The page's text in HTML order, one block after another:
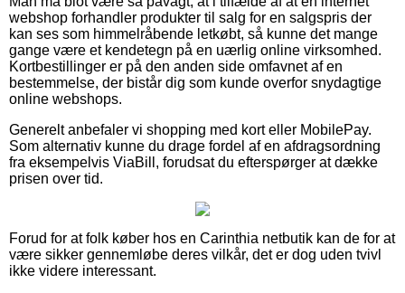
webshop forhandler produkter til salg for en salgspris der
kan ses som himmelråbende letkøbt, så kunne det mange
gange være et kendetegn på en uærlig online virksomhed.
Kortbestillinger er på den anden side omfavnet af en
bestemmelse, der bistår dig som kunde overfor snydagtige
online webshops.
Generelt anbefaler vi shopping med kort eller MobilePay.
Som alternativ kunne du drage fordel af en afdragsordning
fra eksempelvis ViaBill, forudsat du efterspørger at dække
prisen over tid.
Forud for at folk køber hos en Carinthia netbutik kan de for at
være sikker gennemløbe deres vilkår, det er dog uden tvivl
ikke videre interessant.